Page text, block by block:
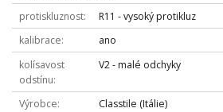
protiskluznost
R11 - vysoký protikluz
kalibrace
ano
kolísavost
odstínu
V2 - malé odchyky
Výrobce
Classtile (Itálie)